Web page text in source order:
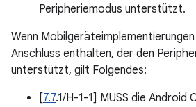
Peripheriemodus unterstützt.
Wenn Mobilgeräteimplementierungen
Anschluss enthalten, der den
unterstützt, gilt Folgendes:
[7.7.1/H-1-1] MUSS die Android